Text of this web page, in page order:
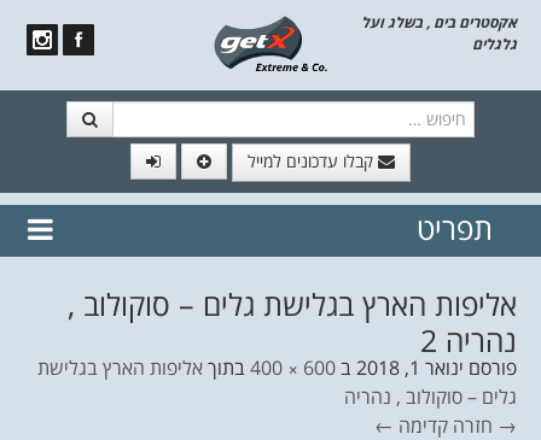
אקסטרים בים , בשלג ועל
גלגלים
קבלו עדכונים למייל
// הצטרף לרשימת תפוצה!
נשמח
תפריט
אליפות הארץ בגלישת גלים – סוקולוב ,
נהריה 2
פורסם ינואר 1, 2018 ב600 × 400 בתוךאליפות הארץ בגלישת
גלים – סוקולוב , נהריה
→ חזרה קדימה ←